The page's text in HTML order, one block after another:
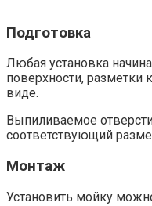
Подготовка
Любая установка
поверхности, разметки
виде.
Выпиливаемое
соответствующий
Монтаж
Установить мойку